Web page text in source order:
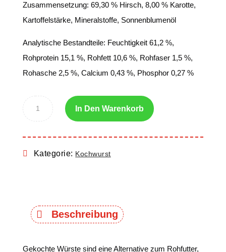
Zusammensetzung: 69,30 % Hirsch, 8,00 % Karotte,
Kartoffelstärke, Mineralstoffe, Sonnenblumenöl
Analytische Bestandteile: Feuchtigkeit 61,2 %,
Rohprotein 15,1 %, Rohfett 10,6 %, Rohfaser 1,5 %,
Rohasche 2,5 %, Calcium 0,43 %, Phosphor 0,27 %
In Den Warenkorb
Kategorie: Kochwurst
Beschreibung
Gekochte Würste sind eine Alternative zum Rohfutter,